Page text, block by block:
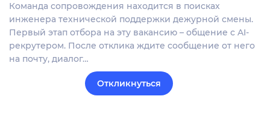
Команда сопровождения находится в поисках
инженера технической поддержки дежурной смены.
Первый этап отбора на эту вакансию – общение с AI-
рекрутером. После отклика ждите сообщение от него
на почту, диалог…
Откликнуться